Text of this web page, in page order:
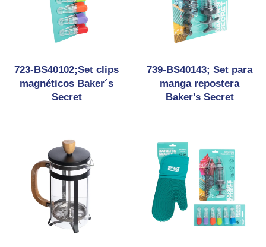
723-BS40102;Set clips
magnéticos Baker´s
Secret
739-BS40143; Set para
manga repostera
Baker's Secret